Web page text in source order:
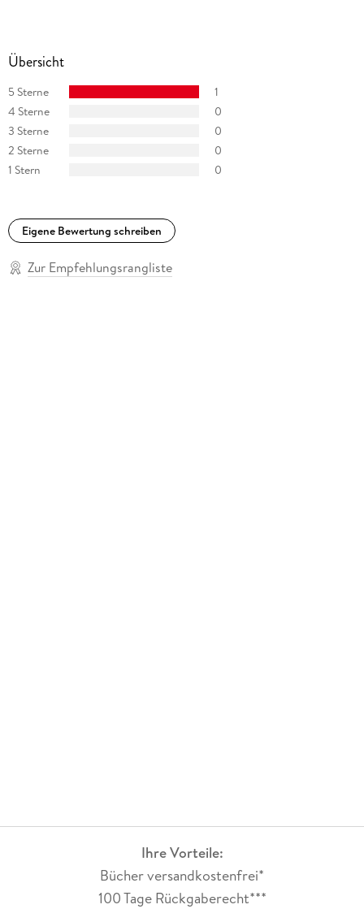
Übersicht
5 Sterne
1
4 Sterne
0
3 Sterne
0
2 Sterne
0
1 Stern
0
Eigene Bewertung schreiben
Zur Empfehlungsrangliste
Ihre Vorteile:
Bücher versandkostenfrei*
100 Tage Rückgaberecht***